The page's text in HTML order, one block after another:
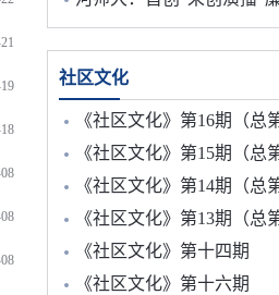
社区文化
《社区文化》第16期（总
《社区文化》第15期（总
《社区文化》第14期（总
《社区文化》第13期（总
《社区文化》第十四期
《社区文化》第十六期